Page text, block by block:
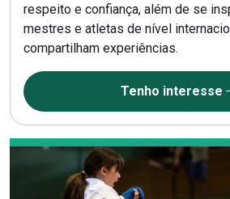
respeito e confiança, além de se
mestres e atletas de nível
compartilham experiências.
Tenho interesse